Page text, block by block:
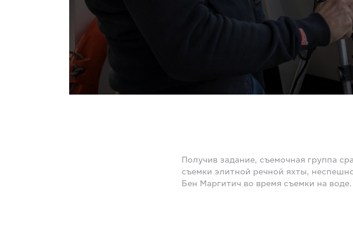
Получив задание, съемочная группа
съемки элитной речной яхты,
Бен Маргитич во время съемки на воде.